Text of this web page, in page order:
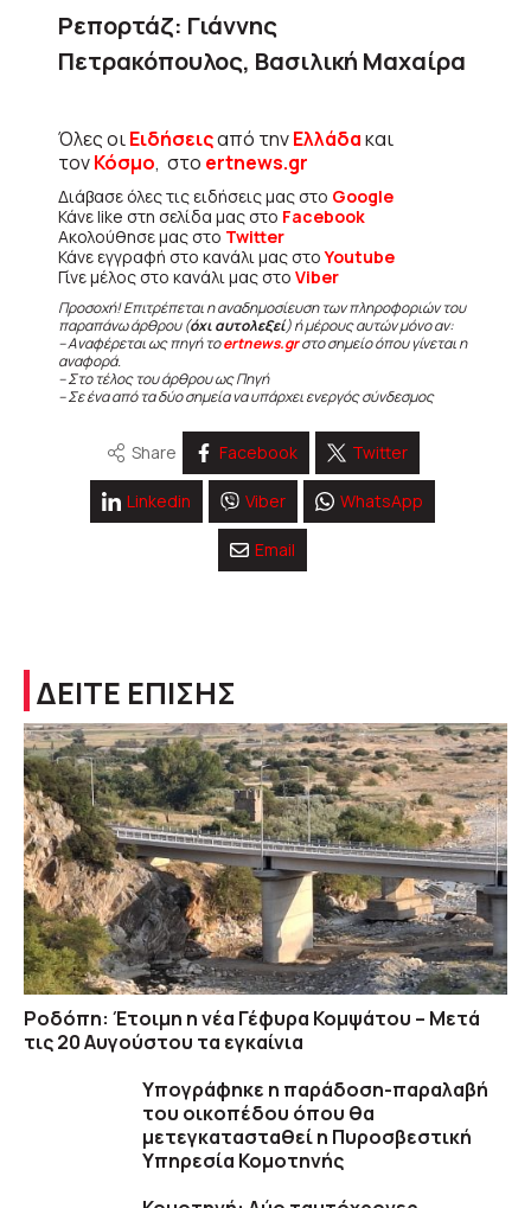
Ρεπορτάζ: Γιάννης
Πετρακόπουλος, Βασιλική Μαχαίρα
Όλες οιΕιδήσειςαπό τηνΕλλάδακαι
τονΚόσμο, στο ertnews.gr
Διάβασε όλες τις ειδήσεις μας στο Google
Κάνε like στη σελίδα μας στο Facebook
Ακολούθησε μας στο Twitter
Κάνε εγγραφή στο κανάλι μας στοYoutube
Γίνε μέλος στο κανάλι μας στο Viber
Προσοχή! Επιτρέπεται η αναδημοσίευση των πληροφοριών του
παραπάνω άρθρου (όχι αυτολεξεί) ή μέρους αυτών μόνο αν:
– Αναφέρεται ως πηγή τοertnews.grστο σημείο όπου γίνεται η
αναφορά.
– Στο τέλος του άρθρου ως Πηγή
– Σε ένα από τα δύο σημεία να υπάρχει ενεργός σύνδεσμος
Share Facebook Twitter
Linkedin Viber WhatsApp
Email
ΔΕΙΤΕ ΕΠΙΣΗΣ
Ροδόπη: Έτοιμη η νέα Γέφυρα Κομψάτου – Μετά
τις 20 Αυγούστου τα εγκαίνια
Υπογράφηκε η παράδοση-παραλαβή
του οικοπέδου όπου θα
μετεγκατασταθεί η Πυροσβεστική
Υπηρεσία Κομοτηνής